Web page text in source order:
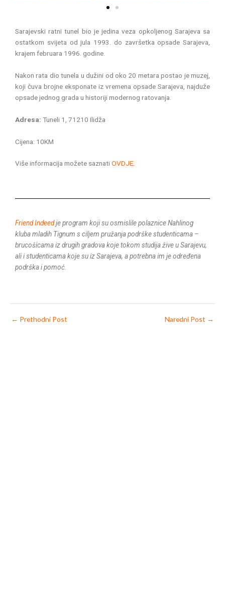
Sarajevski ratni tunel bio je jedina veza opkoljenog Sarajeva sa
ostatkom svijeta od jula 1993. do završetka opsade Sarajeva,
krajem februara 1996. godine.
Nakon rata dio tunela u dužini od oko 20 metara postao je muzej,
koji čuva brojne eksponate iz vremena opsade Sarajeva, najduže
opsade jednog grada u historiji modernog ratovanja.
Adresa: Tuneli 1, 71210 Ilidža
Cijena: 10KM
Više informacija možete saznatiOVDJE.
Friend Indeedje program koji su osmislile polaznice Nahlinog
kluba mladih Tignum s ciljem pružanja podrške studenticama –
brucošicama iz drugih gradova koje tokom studija žive u Sarajevu,
ali i studenticama koje su iz Sarajeva, a potrebna im je određena
podrška i pomoć.
← Prethodni Post Naredni Post →